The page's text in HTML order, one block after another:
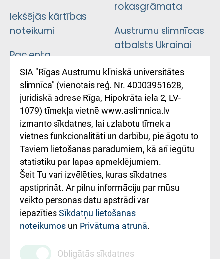
Iekšējās kārtības
noteikumi
Pacienta
atsauksmju/sūdzību
iesniegšanas
kārtība
Kā pie mums nokļūt
Rēķinu apmaksas
ceļvedis
Rekvizīti un
ārstniecības
iestādes kods
010000234
Maksas
rokasgrāmata
Austrumu slimnīcas
atbalsts Ukrainai
Підтримка Східної
лікарні та співпраця з
Україною
SIA "Rīgas Austrumu klīniskā universitātes
slimnīca" (vienotais reģ. Nr. 40003951628,
juridiskā adrese Rīga, Hipokrāta iela 2, LV-
1079) tīmekļa vietnē www.aslimnica.lv
izmanto sīkdatnes, lai uzlabotu tīmekļa
vietnes funkcionalitāti un darbību, pielāgotu to
Taviem lietošanas paradumiem, kā arī iegūtu
statistiku par lapas apmeklējumiem.
Šeit Tu vari izvēlēties, kuras sīkdatnes
apstiprināt. Ar pilnu informāciju par mūsu
veikto personas datu apstrādi var
iepazītiesSīkdatņu lietošanas
noteikumos un Privātuma atrunā.
Obligātās sīkdatnes